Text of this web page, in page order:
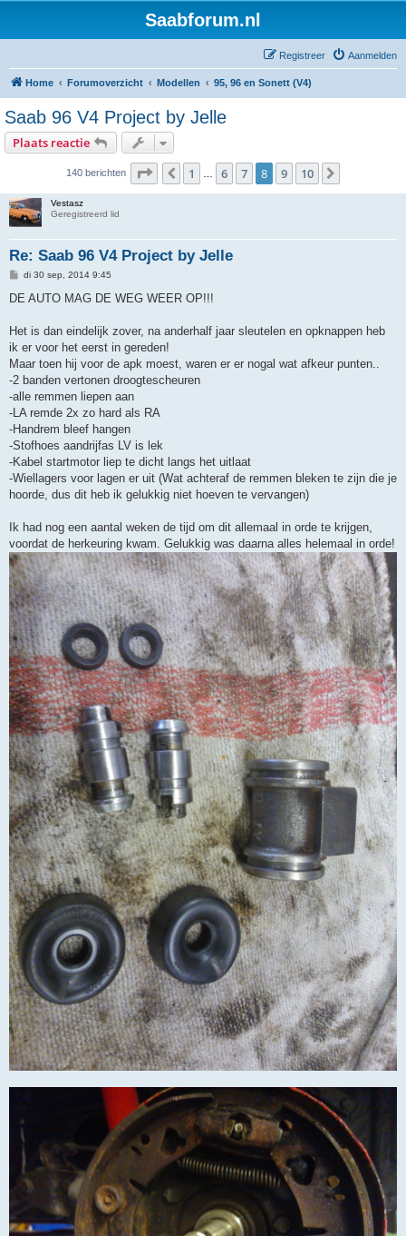
Saabforum.nl
Aanmelden
Registreer
Home Forumoverzicht Modellen 95, 96 en Sonett (V4)
Saab 96 V4 Project by Jelle
Plaats reactie
140 berichten Pagina van
Vorige
1 6 7 8 9 10
Vestasz
Geregistreerd lid
Re: Saab 96 V4 Project by Jelle
B
r
h
di 30 sep, 2014 9:45
DE AUTO MAG DE WEG WEER OP!!!
Het is dan eindelijk zover, na anderhalf jaar sleutelen en opknappen heb
ik er voor het eerst in gereden!
Maar toen hij voor de apk moest, waren er er nogal wat afkeur punten..
-2 banden vertonen droogtescheuren
-alle remmen liepen aan
-LA remde 2x zo hard als RA
-Handrem bleef hangen
-Stofhoes aandrijfas LV is lek
-Kabel startmotor liep te dicht langs het uitlaat
-Wiellagers voor lagen er uit (Wat achteraf de remmen bleken te zijn die je
hoorde, dus dit heb ik gelukkig niet hoeven te vervangen)
Ik had nog een aantal weken de tijd om dit allemaal in orde te krijgen,
voordat de herkeuring kwam. Gelukkig was daarna alles helemaal in orde!